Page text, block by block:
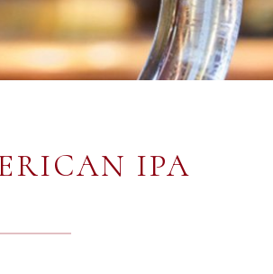
IPA